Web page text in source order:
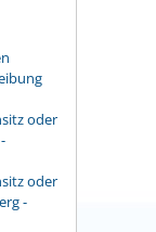
oder
oder
-